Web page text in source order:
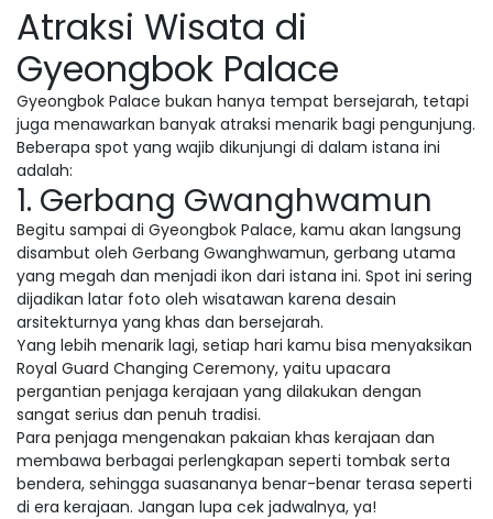
Atraksi Wisata di
Gyeongbok Palace
Gyeongbok Palace bukan hanya tempat bersejarah, tetapi
juga menawarkan banyak atraksi menarik bagi pengunjung.
Beberapa spot yang wajib dikunjungi di dalam istana ini
adalah:
1. Gerbang Gwanghwamun
Begitu sampai di Gyeongbok Palace, kamu akan langsung
disambut oleh Gerbang Gwanghwamun, gerbang utama
yang megah dan menjadi ikon dari istana ini. Spot ini sering
dijadikan latar foto oleh wisatawan karena desain
arsitekturnya yang khas dan bersejarah.
Yang lebih menarik lagi, setiap hari kamu bisa menyaksikan
Royal Guard Changing Ceremony, yaitu upacara
pergantian penjaga kerajaan yang dilakukan dengan
sangat serius dan penuh tradisi.
Para penjaga mengenakan pakaian khas kerajaan dan
membawa berbagai perlengkapan seperti tombak serta
bendera, sehingga suasananya benar-benar terasa seperti
di era kerajaan. Jangan lupa cek jadwalnya, ya!